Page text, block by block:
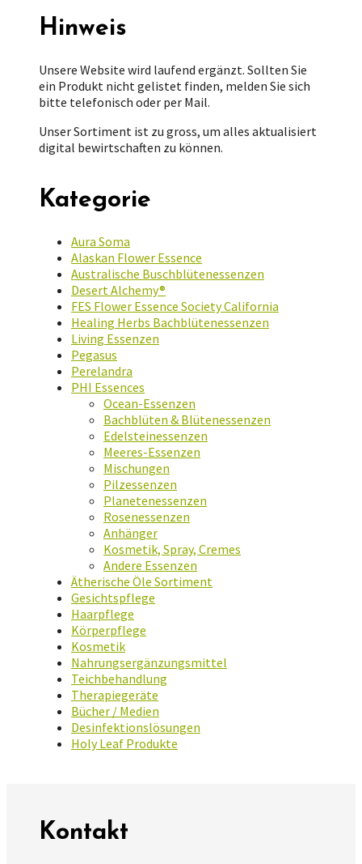
Hinweis
Unsere Website wird laufend ergänzt. Sollten Sie
ein Produkt nicht gelistet finden, melden Sie sich
bitte telefonisch oder per Mail.
Unser Sortiment ist zu gross, um alles aktualisiert
digital bewirtschaften zu können.
Kategorie
Aura Soma
Alaskan Flower Essence
Australische Buschblütenessenzen
Desert Alchemy®
FES Flower Essence Society California
Healing Herbs Bachblütenessenzen
Living Essenzen
Pegasus
Perelandra
PHI Essences
Ocean-Essenzen
Bachblüten & Blütenessenzen
Edelsteinessenzen
Meeres-Essenzen
Mischungen
Pilzessenzen
Planetenessenzen
Rosenessenzen
Anhänger
Kosmetik, Spray, Cremes
Andere Essenzen
Ätherische Öle Sortiment
Gesichtspflege
Haarpflege
Körperpflege
Kosmetik
Nahrungsergänzungsmittel
Teichbehandlung
Therapiegeräte
Bücher / Medien
Desinfektionslösungen
Holy Leaf Produkte
Kontakt